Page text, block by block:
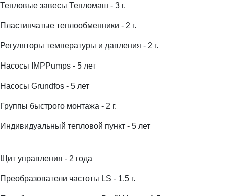
Тепловые завесы Тепломаш - 3 г.
Пластинчатые теплообменники - 2 г.
Регуляторы температуры и давления - 2 г.
Насосы IMPPumps - 5 лет
Насосы Grundfos - 5 лет
Группы быстрого монтажа - 2 г.
Индивидуальный тепловой пункт - 5 лет
Щит управления - 2 года
Преобразователи частоты LS - 1.5 г.